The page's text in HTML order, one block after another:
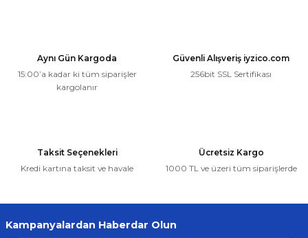
Aynı Gün Kargoda
15:00’a kadar ki tüm siparişler
kargolanır
Güvenli Alışveriş iyzico.com
256bit SSL Sertifikası
Taksit Seçenekleri
Kredi kartına taksit ve havale
Ücretsiz Kargo
1000 TL ve üzeri tüm siparişlerde
Kampanyalardan Haberdar Olun